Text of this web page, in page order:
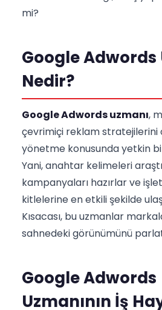
mi?
Google Adwords
Nedir?
Google Adwords uzmanı,
çevrimiçi reklam stratejilerini
yönetme konusunda yetkin
Yani, anahtar kelimeleri
kampanyaları hazırlar ve
kitlelerine en etkili şekilde
Kısacası, bu uzmanlar
sahnedeki görünümünü
Google Adwords
Uzmanının İş